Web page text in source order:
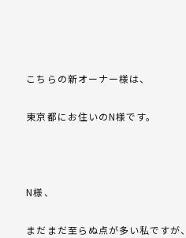
こちらの新オーナー様は、
東京都にお住いのN様です。
N様、
まだまだ至らぬ点が多い私ですが、